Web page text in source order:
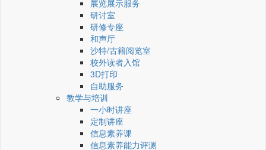
展览展示服务
研讨室
研修专座
和声厅
沙特/古籍阅览室
校外读者入馆
3D打印
自助服务
教学与培训
一小时讲座
定制讲座
信息素养课
信息素养能力评测